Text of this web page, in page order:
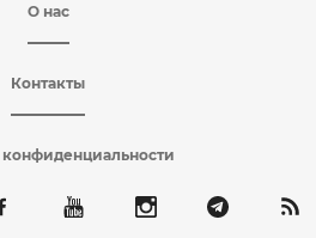
О нас
Контакты